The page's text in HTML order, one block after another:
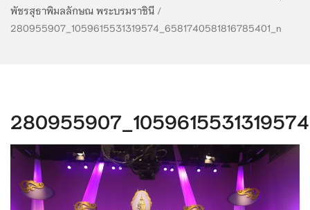
พัชรสุธาพิมลลักษณ พระบรมราชินี /
280955907_1059615531319574_6581740581816785401_n